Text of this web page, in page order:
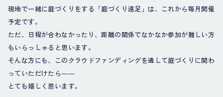
現地で一緒に庭づくりをする「庭づくり遠足」は、これから毎月開催
予定です。
ただ、日程が合わなかったり、距離の関係でなかなか参加が難しい方
もいらっしゃると思います。
そんな方にも、このクラウドファンディングを通して庭づくりに関わ
っていただけたら――
とても嬉しく思います。